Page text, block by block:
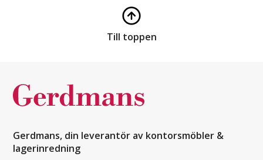
Till toppen
Gerdmans, din leverantör av kontorsmöbler &
lagerinredning